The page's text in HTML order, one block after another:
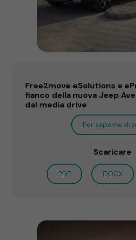
Free2move eSolutions e
fianco della nuova Jeep
dal media drive
Per saperne di
Scaricare
PDF DOCX